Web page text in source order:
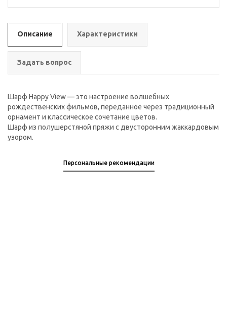
Описание Характеристики
Задать вопрос
Шарф Happy View — это настроение волшебных
рождественских фильмов, переданное через традиционный
орнамент и классическое сочетание цветов.
Шарф из полушерстяной пряжи с двусторонним жаккардовым
узором.
Персональные рекомендации